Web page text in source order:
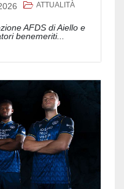
ATTUALITÀ
AFDS di Aiello e
benemeriti...